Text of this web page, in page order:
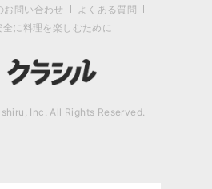
お問い合わせ
よくある質問
全に料理を楽しむために
Inc. All Rights Reserved.